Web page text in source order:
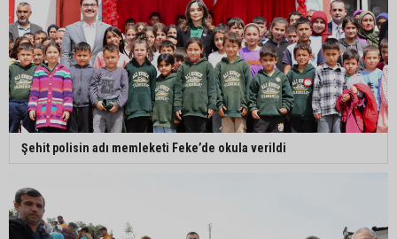
Şehit polisin adı memleketi Feke’de okula verildi